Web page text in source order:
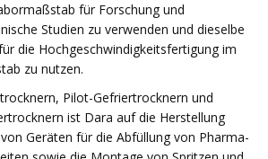
für Forschung und
Studien zu verwenden und dieselbe
die Hochgeschwindigkeitsfertigung im
zu nutzen.
Pilot-Gefriertrocknern und
ist Dara auf die Herstellung
Geräten für die Abfüllung von Pharma-